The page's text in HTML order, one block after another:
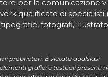
per la comunicazione
qualificato di specialisti
fotografi,
proprietari. È vietata qualsiasi
grafici e testuali presenti